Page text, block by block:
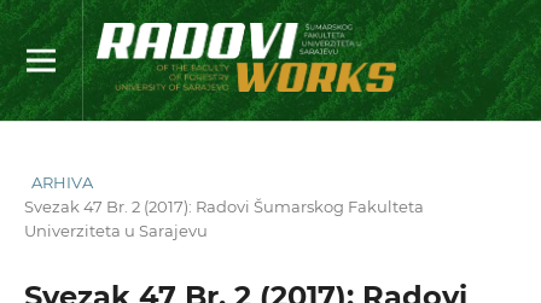
ARHIVA
Svezak 47 Br. 2 (2017): Radovi Šumarskog Fakulteta
Univerziteta u Sarajevu